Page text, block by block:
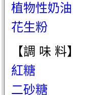
植物性奶油
花生粉
【調 味 料】
紅糖
二砂糖